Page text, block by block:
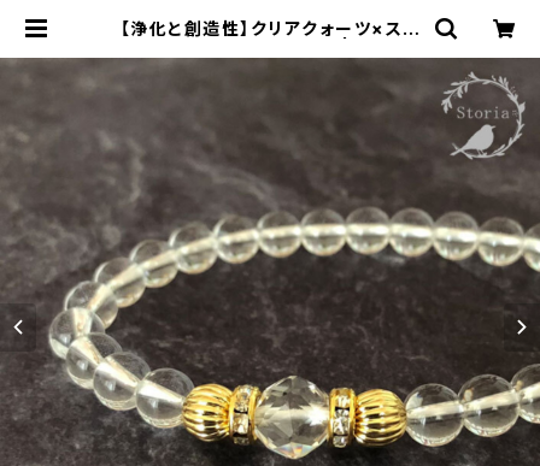
【浄化と創造性】クリアクォーツ×スタ